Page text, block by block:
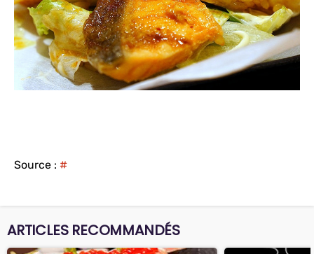
Source : #
ARTICLES RECOMMANDÉS